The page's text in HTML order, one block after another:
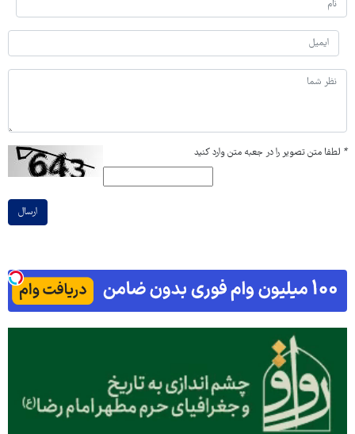
* لطفا متن تصویر را در جعبه متن وارد کنید
ارسال